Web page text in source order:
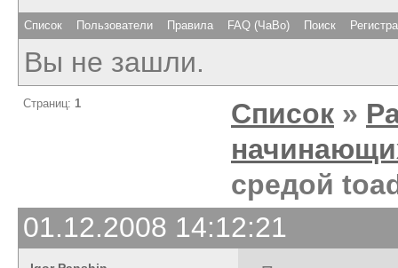
Список Пользователи Правила FAQ (ЧаВо) Поиск
Вы не зашли.
Страниц: 1 Список »
средой
01.12.2008 14:12:21